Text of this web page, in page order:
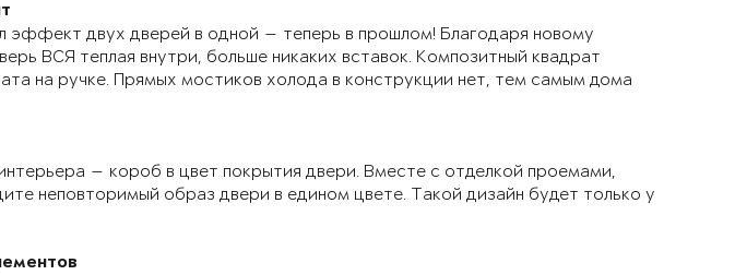
эффект двух дверей в одной — теперь в прошлом! Благодаря новому
ВСЯ теплая внутри, больше никаких вставок. Композитный квадрат
на ручке. Прямых мостиков холода в конструкции нет, тем самым дома
— короб в цвет покрытия двери. Вместе с отделкой проемами,
неповторимый образ двери в едином цвете. Такой дизайн будет только у